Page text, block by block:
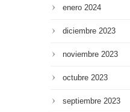
enero 2024
diciembre 2023
noviembre 2023
octubre 2023
septiembre 2023